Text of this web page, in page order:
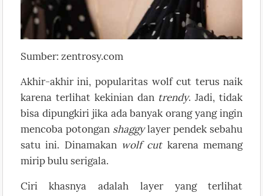
Sumber: zentrosy.com
Akhir-akhir ini, popularitas wolf cut terus naik
karena terlihat kekinian dan trendy. Jadi, tidak
bisa dipungkiri jika ada banyak orang yang ingin
mencoba potongan shaggylayer pendek sebahu
satu ini. Dinamakan
wolf cutkarena memang
mirip bulu serigala.
Ciri khasnya adalah layer yang terlihat